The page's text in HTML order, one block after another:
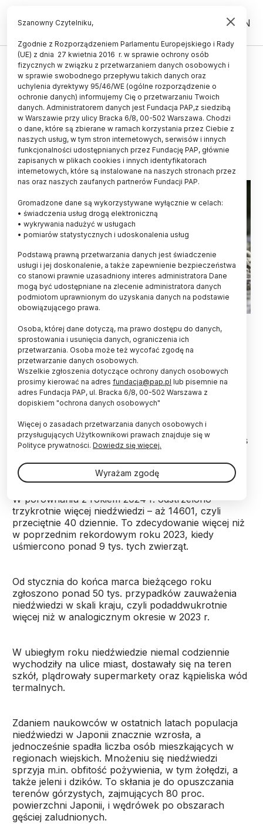
PL EN
ŚWIAT
Japonia/ W 2025 r. odstrzelono
rekordową liczbę 14 tys.
niedźwiedzi
14.05.2026
aktualizacja: 14.05.2026
1 minuta czytania
Ponad 14 tys. niedźwiedzi odstrzelono w ubiegłym
roku w Japonii, co jest historycznym rekordem –
wynika ze wstępnych danych ministerstwa
środowiska, opublikowanych przez rząd japoński
w poniedziałek.
W 2025 r. z powodu ataków niedźwiedzi zginęło w
Japonii 13 osób, a w tym roku co najmniej jedna, zaś
w dwóch kolejnych przypadkach przypuszcza się,
że śmierć spowodował atak tego zwierzęcia.
W porównaniu z rokiem 2024 r. odstrzelono
trzykrotnie więcej niedźwiedzi – aż 14601, czyli
przeciętnie 40 dziennie. To zdecydowanie więcej niż
w poprzednim rekordowym roku 2023, kiedy
uśmiercono ponad 9 tys. tych zwierząt.
Od stycznia do końca marca bieżącego roku
zgłoszono ponad 50 tys. przypadków zauważenia
niedźwiedzi w skali kraju, czyli podaddwukrotnie
więcej niż w analogicznym okresie w 2023 r.
W ubiegłym roku niedźwiedzie niemal codziennie
wychodziły na ulice miast, dostawały się na teren
szkół, plądrowały supermarkety oraz kąpieliska wód
termalnych.
Zdaniem naukowców w ostatnich latach populacja
niedźwiedzi w Japonii znacznie wzrosła, a
jednocześnie spadła liczba osób mieszkających w
regionach wiejskich. Mnożeniu się niedźwiedzi
sprzyja m.in. obfitość pożywienia, w tym żołędzi, a
także jeleni i dzików. To skłania je do opuszczania
terenów górzystych, zajmujących 80 proc.
powierzchni Japonii, i wędrówek po obszarach
gęściej zaludnionych.
Szanowny Czytelniku,
Zgodnie z Rozporządzeniem Parlamentu Europejskiego i Rady
(UE) z dnia 27 kwietnia 2016 r. w sprawie ochrony osób
fizycznych w związku z przetwarzaniem danych osobowych i
w sprawie swobodnego przepływu takich danych oraz
uchylenia dyrektywy 95/46/WE (ogólne rozporządzenie o
ochronie danych) informujemy Cię o przetwarzaniu Twoich
danych. Administratorem danych jest Fundacja PAP,z siedzibą
w Warszawie przy ulicy Bracka 6/8, 00-502 Warszawa. Chodzi
o dane, które są zbierane w ramach korzystania przez Ciebie z
naszych usług, w tym stron internetowych, serwisów i innych
funkcjonalności udostępnianych przez Fundację PAP, głównie
zapisanych w plikach cookies i innych identyfikatorach
internetowych, które są instalowane na naszych stronach przez
nas oraz naszych zaufanych partnerów Fundacji PAP.
Gromadzone dane są wykorzystywane wyłącznie w celach:
• świadczenia usług drogą elektroniczną
• wykrywania nadużyć w usługach
• pomiarów statystycznych i udoskonalenia usług
Podstawą prawną przetwarzania danych jest świadczenie
usługi i jej doskonalenie, a także zapewnienie bezpieczeństwa
co stanowi prawnie uzasadniony interes administratora Dane
mogą być udostępniane na zlecenie administratora danych
podmiotom uprawnionym do uzyskania danych na podstawie
obowiązującego prawa.
Osoba, której dane dotyczą, ma prawo dostępu do danych,
sprostowania i usunięcia danych, ograniczenia ich
przetwarzania. Osoba może też wycofać zgodę na
przetwarzanie danych osobowych.
Wszelkie zgłoszenia dotyczące ochrony danych osobowych
prosimy kierować na adres fundacja@pap.pl lub pisemnie na
adres Fundacja PAP, ul. Bracka 6/8, 00-502 Warszawa z
dopiskiem "ochrona danych osobowych"
Więcej o zasadach przetwarzania danych osobowych i
przysługujących Użytkownikowi prawach znajduje się w
Polityce prywatności. Dowiedz się więcej.
Wyrażam zgodę